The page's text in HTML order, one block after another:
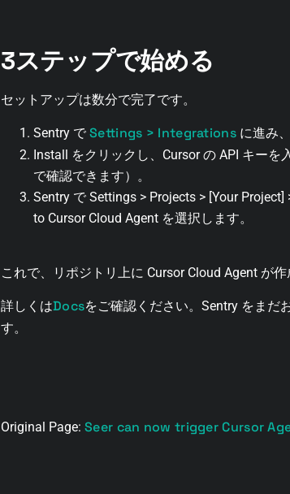
3ステップで始める
セットアップは数分で完了です。
Sentry で Settings > Integrationsに進み、
Install をクリックし、Cursor の API キー
で確認できます）。
Sentry で Settings > Projects > [Your
to Cursor Cloud Agent を選択します。
これで、リポジトリ上に Cursor Cloud Agent が作
詳しくはDocsをご確認ください。Sentry をまだ
す。
Original Page: Seer can now trigger Cursor